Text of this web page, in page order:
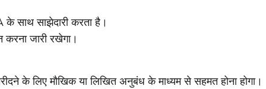
साथ साझेदारी करता है।
जारी रखेगा।
के लिए मौखिक या लिखित अनुबंध के माध्यम से सहमत होना होगा।